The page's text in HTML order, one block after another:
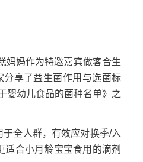
妈作为特邀嘉宾做客合生
分享了益生菌作用与选菌标
婴幼儿食品的菌种名单》之
全人群，有效应对换季/入
合小月龄宝宝食用的滴剂